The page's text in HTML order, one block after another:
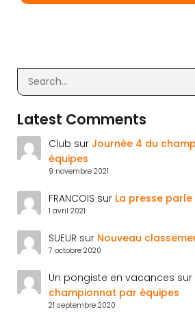
Latest Comments
Club sur Journée 4 du
équipes
9 novembre 2021
FRANCOIS sur La presse
1 avril 2021
SUEUR sur Nouveau
7 octobre 2020
Un pongiste en vacances sur
championnat par équipes
21 septembre 2020